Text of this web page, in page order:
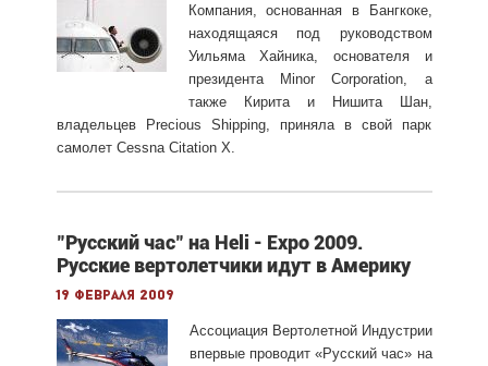
Компания, основанная в Бангкоке,
находящаяся под руководством
Уильяма Хайника, основателя и
президента Minor Corporation, а
также Кирита и Нишита Шан,
владельцев Precious Shipping, приняла в свой парк
самолет Cessna Citation X.
"Русский час" на Heli - Expo 2009.
Русские вертолетчики идут в Америку
19 февраля 2009
Ассоциация Вертолетной Индустрии
впервые проводит «Русский час» на